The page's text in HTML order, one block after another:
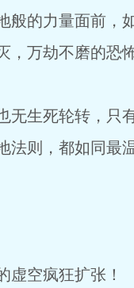
的力量面前，
万劫不磨的恐
生死轮转，只
则，都如同最
虚空疯狂扩张！